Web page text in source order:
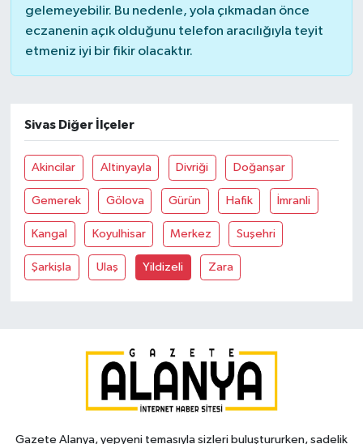
gelemeyebilir. Bu nedenle, yola çıkmadan önce
eczanenin açık olduğunu telefon aracılığıyla teyit
etmeniz iyi bir fikir olacaktır.
Sivas Diğer İlçeler
Akincilar Altinyayla Divriği Doğanşar
Gemerek Gölova Gürün Hafik İmranli
Kangal Koyulhisar Merkez Suşehri
Şarkişla Ulaş Yildizeli Zara
Gazete Alanya, yepyeni temasıyla sizleri buluştururken, sadelik